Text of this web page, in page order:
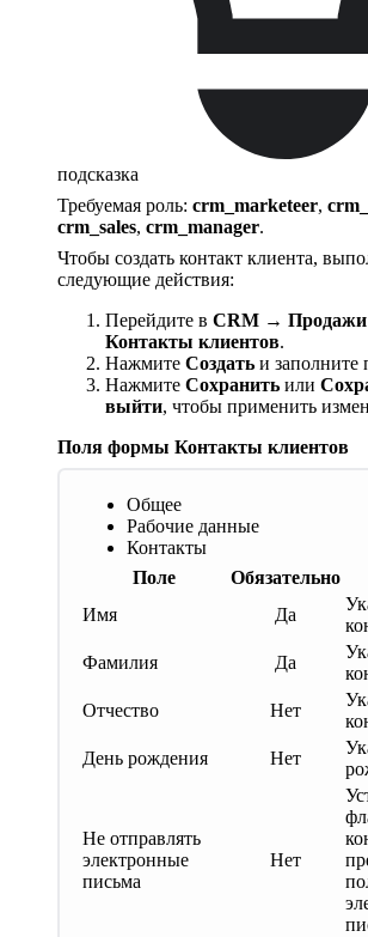
подсказка
Требуемая роль: crm_marketeer,
crm_sales, crm_manager.
Чтобы создать контакт клиента,
следующие действия:
Перейдите в CRM →
Контакты клиентов.
Нажмите Создать и
Нажмите Сохранить или
выйти, чтобы применить
Поля формы Контакты клиентов
Общее
Рабочие данные
Контакты
Поле
Обязательно
Имя
Да
Фамилия
Да
Отчество
Нет
День рождения
Нет
Не отправлять
электронные
письма
Нет